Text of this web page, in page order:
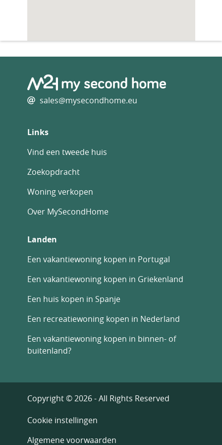
sales@mysecondhome.eu
Links
Vind een tweede huis
Zoekopdracht
Woning verkopen
Over MySecondHome
Landen
Een vakantiewoning kopen in Portugal
Een vakantiewoning kopen in Griekenland
Een huis kopen in Spanje
Een recreatiewoning kopen in Nederland
Een vakantiewoning kopen in binnen- of
buitenland?
Copyright © 2026 - All Rights Reserved
Cookie instellingen
Algemene voorwaarden